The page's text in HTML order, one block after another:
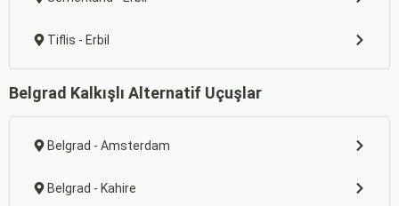
Tiflis - Erbil
Belgrad Kalkışlı Alternatif Uçuşlar
Belgrad - Amsterdam
Belgrad - Kahire